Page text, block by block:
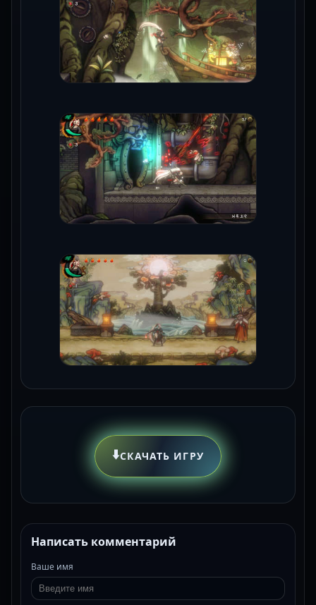
⬇️СКАЧАТЬ ИГРУ
Написать комментарий
Ваше имя